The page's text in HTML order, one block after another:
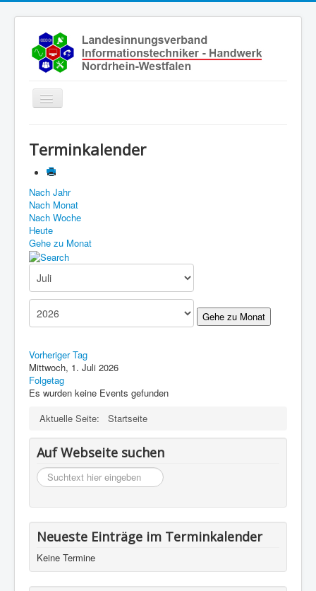
Toggle
Aktuelles
Leistungen
Ausbildung
Fachbetriebe
Unsere Kontaktdaten
Links
Impressum
Datenschutz
Terminkalender
Nach Jahr
Nach Monat
Nach Woche
Heute
Gehe zu Monat
Gehe zu Monat
Vorheriger Tag
Mittwoch, 1. Juli 2026
Folgetag
Es wurden keine Events gefunden
Aktuelle Seite:
Startseite
Auf Webseite suchen
suchen
Neueste Einträge im Terminkalender
Keine Termine